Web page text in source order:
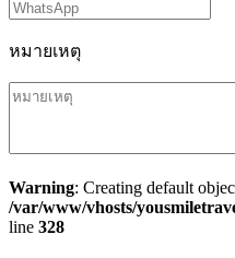
หมายเหตุ
Warning: Creating default
/var/www/vhosts/
line 328